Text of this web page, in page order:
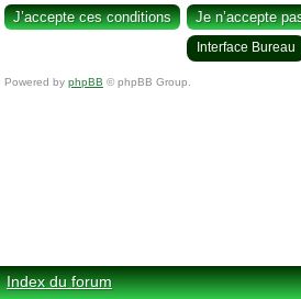
Interface Bureau
Powered by phpBB © phpBB Group.
Index du forum